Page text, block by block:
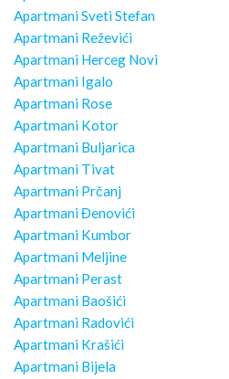
Apartmani Sveti Stefan
Apartmani Reževići
Apartmani Herceg Novi
Apartmani Igalo
Apartmani Rose
Apartmani Kotor
Apartmani Buljarica
Apartmani Tivat
Apartmani Prčanj
Apartmani Đenovići
Apartmani Kumbor
Apartmani Meljine
Apartmani Perast
Apartmani Baošići
Apartmani Radovići
Apartmani Krašići
Apartmani Bijela